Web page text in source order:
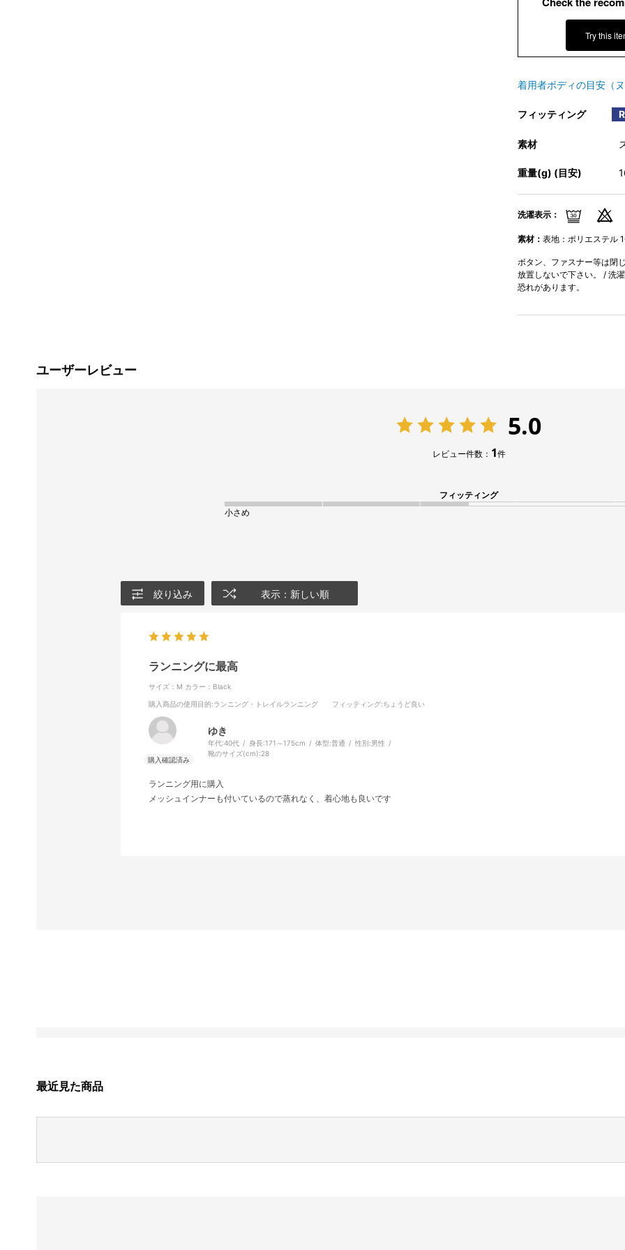
Try this
着用者ボディの目安（
フィッティング
素材
重量(g) (目安)
洗濯表示：
素材： 表地：ポリエステル
ボタン、ファスナー等は閉
放置しないで下さい。 / 洗
恐れがあります。
ユーザーレビュー
5.0
レビュー件数： 1件
フィッティング
小さめ
絞り込み 表示：新しい順
ランニングに最高
サイズ：M カラー：Black
購入商品の使用目的:ランニング・トレイルランニング フィッティング:ちょうど良い
ゆき
年代:40代 身長:171～175cm 体型:普通 性別:男性
靴のサイズ(cm):28
ランニング用に購入
メッシュインナーも付いているので蒸れなく、着心地も良いです
最近見た商品